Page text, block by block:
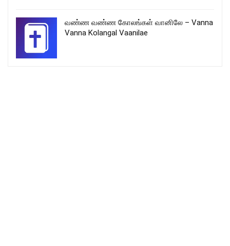
வண்ண வண்ண கோலங்கள் வானிலே – Vanna
Vanna Kolangal Vaanilae